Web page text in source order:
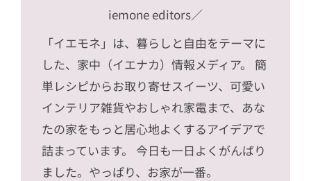
iemone editors／
「イエモネ」は、暮らしと自由をテーマに
した、家中（イエナカ）情報メディア。 簡
単レシピからお取り寄せスイーツ、可愛い
インテリア雑貨やおしゃれ家電まで、あな
たの家をもっと居心地よくするアイデアで
詰まっています。 今日も一日よくがんばり
ました。やっぱり、お家が一番。